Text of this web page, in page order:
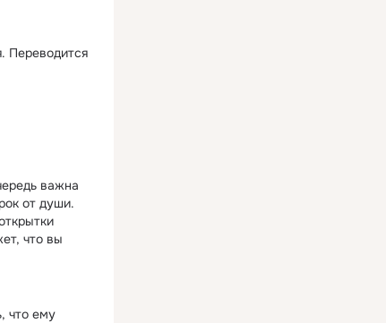
Переводится
важна
от души.
что вы
что ему